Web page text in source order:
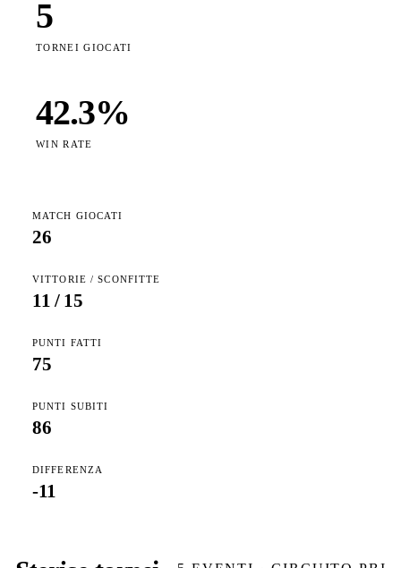
5
TORNEI GIOCATI
42.3%
WIN RATE
MATCH GIOCATI
26
VITTORIE / SCONFITTE
11 / 15
PUNTI FATTI
75
PUNTI SUBITI
86
DIFFERENZA
-11